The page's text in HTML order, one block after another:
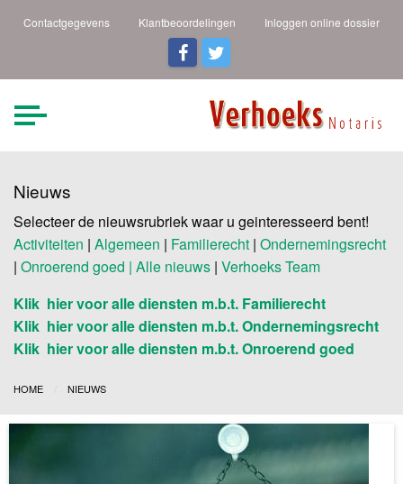
Contactgegevens Klantbeoordelingen Inloggen online dossier
Nieuws
Selecteer de nieuwsrubriek waar u geinteresseerd bent!
Activiteiten | Algemeen | Familierecht | Ondernemingsrecht
| Onroerend goed | Alle nieuws | Verhoeks Team
Klik hier voor alle diensten m.b.t. Familierecht
Klik hier voor alle diensten m.b.t. Ondernemingsrecht
Klik hier voor alle diensten m.b.t. Onroerend goed
HOME NIEUWS